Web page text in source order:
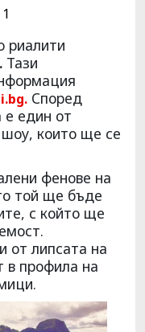
1
риалити
Тази
bg. Според
е един от
шоу, които ще се
фенове на
той ще бъде
с който ще
от липсата на
в профила на